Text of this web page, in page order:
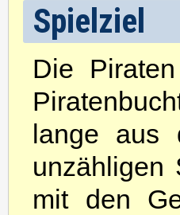
Spielziel
Die
lange aus
unzähligen
mit den